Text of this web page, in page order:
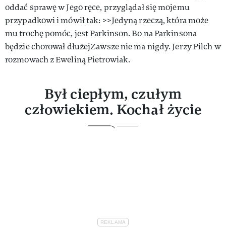
oddać sprawę w Jego ręce, przyglądał się mojemu
przypadkowi i mówił tak: >>Jedyną rzeczą, która może
mu trochę pomóc, jest Parkinson. Bo na Parkinsona
będzie chorował dłużejZawsze nie ma nigdy. Jerzy Pilch w
rozmowach z Eweliną Pietrowiak.
Był ciepłym, czułym
człowiekiem. Kochał życie